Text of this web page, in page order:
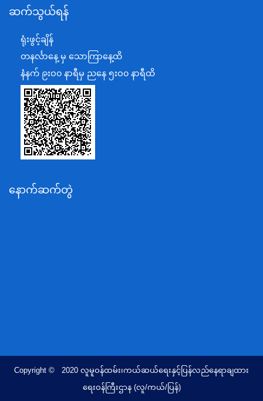
စီမံကိန်း၊ဘဏ္ဍာရေးနှင့်စက်မှုဝန်ကြီးဌာန
ရင်းနှီးမြှုပ်နှံမှုနှင့် နိုင်ငံခြားစီးပွားဆက်သွယ်ရေးဝန်ကြီးဌာန
အပြည်ပြည်ဆိုင်ရာပူးပေါင်းဆောင်ရွက်ရေးဝန်ကြီးဌာန
ပြန်ကြားရေးဝန်ကြီးဌာန
သာသနာရေးနှင့် ယဉ်ကျေးမှုဝန်ကြီးဌာန
စိုက်ပျိုးရေး၊မွေးမြူရေးနှင့်ဆည်မြောင်းဝန်ကြီးဌာန
ပို့ဆောင်ရေးနှင့်ဆက်သွယ်ရေးဝန်ကြီးဌာန
သယံဇာတနှင့်ပတ်ဝန်းကျင်ထိန်းသိမ်းရေးဝန်ကြီးဌာန
အလုပ်သမား၊လူဝင်မှုကြီးကြပ်ရေးနှင့်ပြည်သူ့အင်အား
တိုင်းရင်းသားလူမျိုးရေးရာဝန်ကြီးဌာန
ပြည်ထောင်စုရာထူးဝန်အဖွဲ့ရုံး
ဆက်သွယ်ရန်
ရုံးဖွင့်ချိန်
တနင်္လာနေ့ မှ သောကြာနေ့ထိ
နံနက် ၉းဝ၀ နာရီမှ ညနေ ၅းဝ၀ နာရီထိ
နောက်ဆက်တွဲ
Copyright © 2020 လူမူဝန်ထမ်း၊ကယ်ဆယ်ရေးနှင့်ပြန်လည်နေရာချထား
ရေးဝန်ကြီးဌာန (လူ/ကယ်/ပြန်)